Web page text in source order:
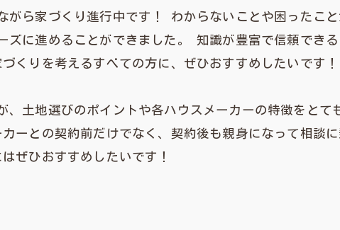
がら家づくり進行中です！ わからないことや困ったこ
ズに進めることができました。 知識が豊富で信頼でき
くりを考えるすべての方に、ぜひおすすめしたいです！
、土地選びのポイントや各ハウスメーカーの特徴をとて
ーとの契約前だけでなく、契約後も親身になって相談
ぜひおすすめしたいです！